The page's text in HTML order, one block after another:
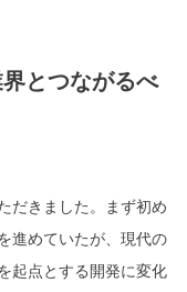
とつながるべ
だきました。まず初め
進めていたが、現代の
起点とする開発に変化